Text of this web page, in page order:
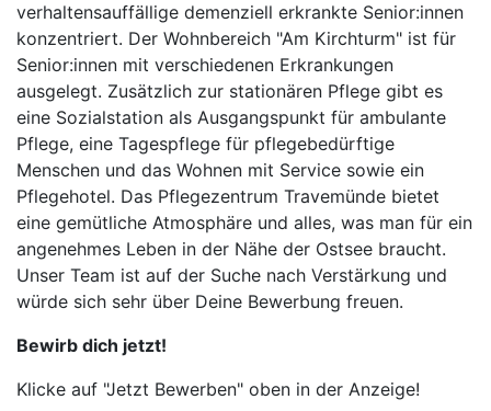
verhaltensauffällige demenziell erkrankte Senior:innen
konzentriert. Der Wohnbereich "Am Kirchturm" ist für
Senior:innen mit verschiedenen Erkrankungen
ausgelegt. Zusätzlich zur stationären Pflege gibt es
eine Sozialstation als Ausgangspunkt für ambulante
Pflege, eine Tagespflege für pflegebedürftige
Menschen und das Wohnen mit Service sowie ein
Pflegehotel. Das Pflegezentrum Travemünde bietet
eine gemütliche Atmosphäre und alles, was man für ein
angenehmes Leben in der Nähe der Ostsee braucht.
Unser Team ist auf der Suche nach Verstärkung und
würde sich sehr über Deine Bewerbung freuen.
Bewirb dich jetzt!
Klicke auf "Jetzt Bewerben" oben in der Anzeige!